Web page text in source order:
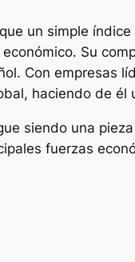
un simple
Su
Con empresas
haciendo de él
siendo una
fuerzas